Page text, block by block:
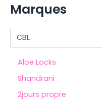
Marques
Aloe Locks
Shandrani
2jours propre